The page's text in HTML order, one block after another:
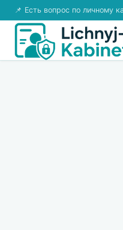
📌 Есть вопрос по личному